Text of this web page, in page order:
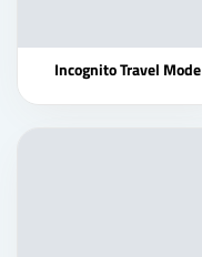
Incognito Travel Mode